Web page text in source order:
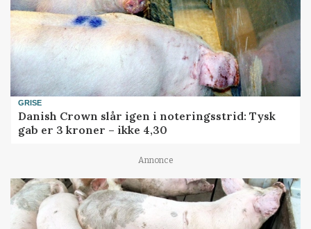
GRISE
Danish Crown slår igen i noteringsstrid: Tysk
gab er 3 kroner – ikke 4,30
Annonce